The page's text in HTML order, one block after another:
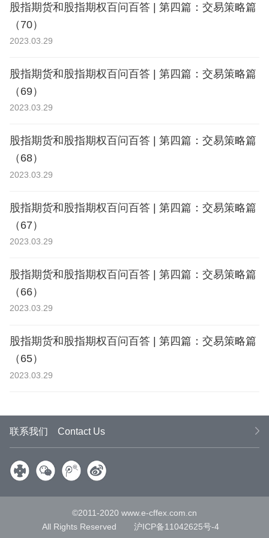
股指期货和股指期权百问百答 | 第四篇：交易策略篇
（70）
2023.03.29
股指期货和股指期权百问百答 | 第四篇：交易策略篇
（69）
2023.03.29
股指期货和股指期权百问百答 | 第四篇：交易策略篇
（68）
2023.03.29
股指期货和股指期权百问百答 | 第四篇：交易策略篇
（67）
2023.03.29
股指期货和股指期权百问百答 | 第四篇：交易策略篇
（66）
2023.03.29
股指期货和股指期权百问百答 | 第四篇：交易策略篇
（65）
2023.03.29
联系我们Contact Us
微信 腾讯
©2011-2020 www.e-cffex.com.cn
All Rights Reserved
沪ICP备11042625号-4